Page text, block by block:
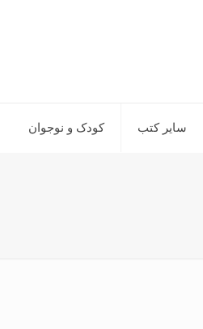
سایر کتب کودک و نوجوان